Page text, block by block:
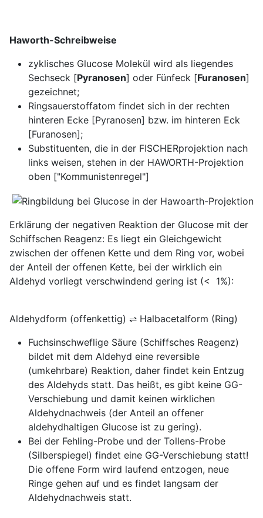
Haworth-Schreibweise
zyklisches Glucose Molekül wird als liegendes
Sechseck [Pyranosen] oder Fünfeck [Furanosen]
gezeichnet;
Ringsauerstoffatom findet sich in der rechten
hinteren Ecke [Pyranosen] bzw. im hinteren Eck
[Furanosen];
Substituenten, die in der FISCHERprojektion nach
links weisen, stehen in der HAWORTH-Projektion
oben ["Kommunistenregel"]
Erklärung der negativen Reaktion der Glucose mit der
Schiffschen Reagenz: Es liegt ein Gleichgewicht
zwischen der offenen Kette und dem Ring vor, wobei
der Anteil der offenen Kette, bei der wirklich ein
Aldehyd vorliegt verschwindend gering ist (< 1%):
Aldehydform (offenkettig) ⇌ Halbacetalform (Ring)
Fuchsinschweflige Säure (Schiffsches Reagenz)
bildet mit dem Aldehyd eine reversible
(umkehrbare) Reaktion, daher findet kein Entzug
des Aldehyds statt. Das heißt, es gibt keine GG-
Verschiebung und damit keinen wirklichen
Aldehydnachweis (der Anteil an offener
aldehydhaltigen Glucose ist zu gering).
Bei der Fehling-Probe und der Tollens-Probe
(Silberspiegel) findet eine GG-Verschiebung statt!
Die offene Form wird laufend entzogen, neue
Ringe gehen auf und es findet langsam der
Aldehydnachweis statt.